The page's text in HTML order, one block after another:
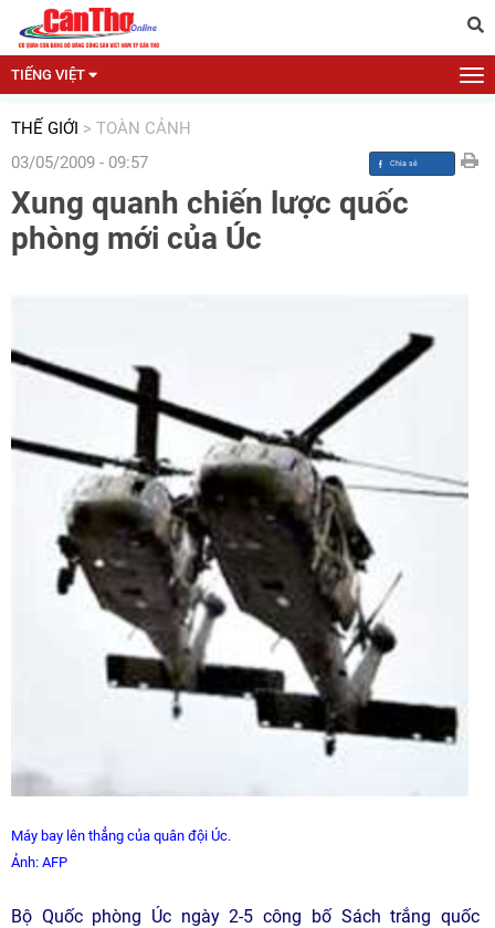
TIẾNG VIỆT
THẾ GIỚI > TOÀN CẢNH
03/05/2009 - 09:57
Xung quanh chiến lược quốc
phòng mới của Úc
Máy bay lên thẳng của quân đội Úc.
Ảnh: AFP
Bộ Quốc phòng Úc ngày 2-5 công bố Sách trắng quốc